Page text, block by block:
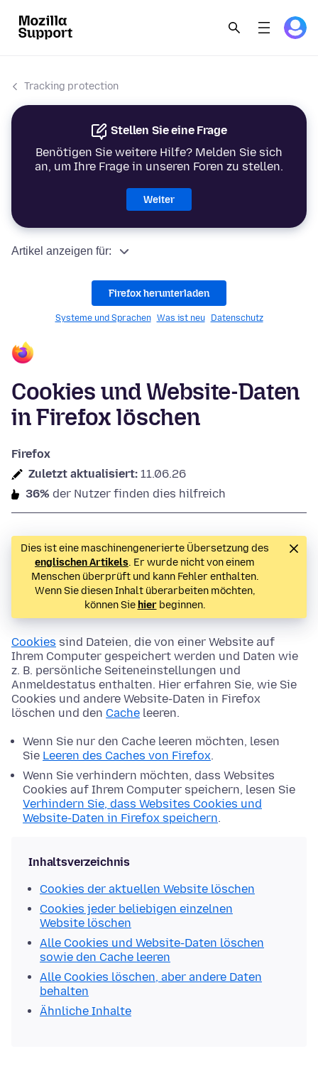
Tracking protection
Stellen Sie eine Frage
Benötigen Sie weitere Hilfe? Melden Sie sich
an, um Ihre Frage in unseren Foren zu stellen.
Weiter
Artikel anzeigen für:
Firefox herunterladen
Systeme und Sprachen Was ist neu Datenschutz
Cookies und Website-Daten
in Firefox löschen
Firefox
Zuletzt aktualisiert: 11.06.26
36% der Nutzer finden dies hilfreich
Dies ist eine maschinengenerierte Übersetzung des
englischen Artikels. Er wurde nicht von einem
Menschen überprüft und kann Fehler enthalten.
Wenn Sie diesen Inhalt überarbeiten möchten,
können Sie hierbeginnen.
Cookies sind Dateien, die von einer Website auf
Ihrem Computer gespeichert werden und Daten wie
z. B. persönliche Seiteneinstellungen und
Anmeldestatus enthalten. Hier erfahren Sie, wie Sie
Cookies und andere Website-Daten in Firefox
löschen und den Cache leeren.
Wenn Sie nur den Cache leeren möchten, lesen
Sie Leeren des Caches von Firefox.
Wenn Sie verhindern möchten, dass Websites
Cookies auf Ihrem Computer speichern, lesen Sie
Verhindern Sie, dass Websites Cookies und
Website-Daten in Firefox speichern.
Inhaltsverzeichnis
Cookies der aktuellen Website löschen
Cookies jeder beliebigen einzelnen
Website löschen
Alle Cookies und Website-Daten löschen
sowie den Cache leeren
Alle Cookies löschen, aber andere Daten
behalten
Ähnliche Inhalte